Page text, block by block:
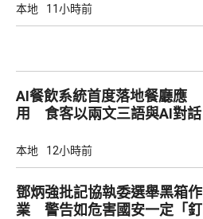
本地 11小時前
AI餐飲系統首度落地餐廳應
用 食客以兩文三語與AI對話
本地 12小時前
鄧炳強批記協執委選舉黑箱作
業 警告如危害國安一定「釘